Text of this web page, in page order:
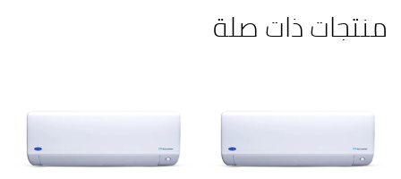
منتجات ذات صلة